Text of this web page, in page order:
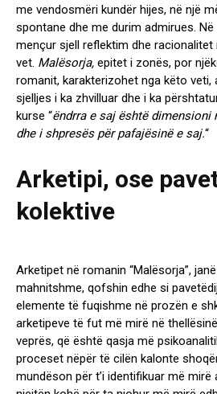
me vendosmëri kundër hijes, në një
spontane dhe me durim admirues.
mençur sjell reflektim dhe
vet. Malësorja, epitet i zonës, por
romanit, karakterizohet nga këto veti,
sjelljes i ka zhvilluar dhe i ka
kurse “ëndrra e saj është dimensioni
dhe i shpresës për pafajësinë e saj.“
Arketipi, ose
kolektive
Arketipet në romanin “Malësorja”,
mahnitshme, qofshin edhe si
elemente të fuqishme në prozën e
arketipeve të fut më mirë në
veprës, që është qasja më
proceset nëpër të cilën kalonte
mundëson për t’i identifikuar më mirë